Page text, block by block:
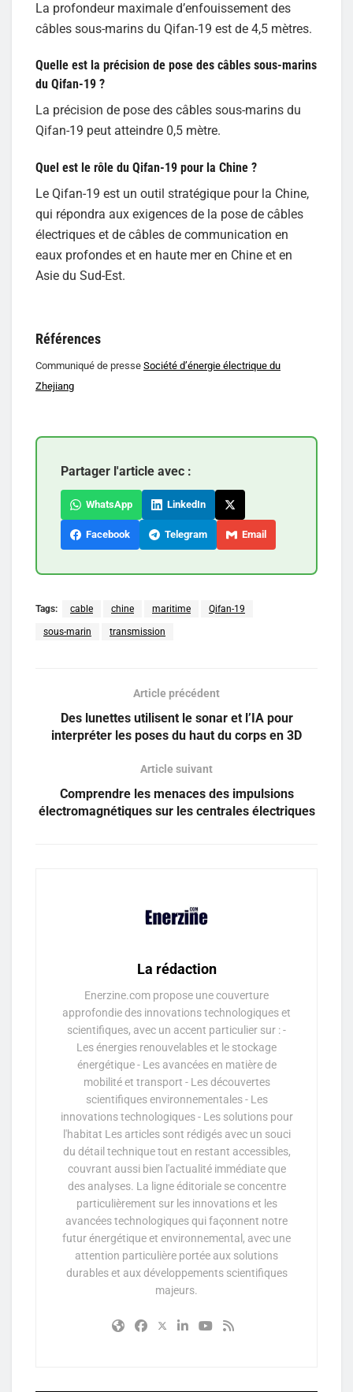
La profondeur maximale d’enfouissement des
câbles sous-marins du Qifan-19 est de 4,5 mètres.
Quelle est la précision de pose des câbles sous-marins
du Qifan-19 ?
La précision de pose des câbles sous-marins du
Qifan-19 peut atteindre 0,5 mètre.
Quel est le rôle du Qifan-19 pour la Chine ?
Le Qifan-19 est un outil stratégique pour la Chine,
qui répondra aux exigences de la pose de câbles
électriques et de câbles de communication en
eaux profondes et en haute mer en Chine et en
Asie du Sud-Est.
Références
Communiqué de presse Société d’énergie électrique du
Zhejiang
Partager l'article avec :
WhatsApp LinkedIn
Facebook Telegram Email
Tags: cable chine maritime Qifan-19
sous-marin transmission
Article précédent
Des lunettes utilisent le sonar et l’IA pour
interpréter les poses du haut du corps en 3D
Article suivant
Comprendre les menaces des impulsions
électromagnétiques sur les centrales électriques
La rédaction
Enerzine.com propose une couverture
approfondie des innovations technologiques et
scientifiques, avec un accent particulier sur : -
Les énergies renouvelables et le stockage
énergétique - Les avancées en matière de
mobilité et transport - Les découvertes
scientifiques environnementales - Les
innovations technologiques - Les solutions pour
l'habitat Les articles sont rédigés avec un souci
du détail technique tout en restant accessibles,
couvrant aussi bien l'actualité immédiate que
des analyses. La ligne éditoriale se concentre
particulièrement sur les innovations et les
avancées technologiques qui façonnent notre
futur énergétique et environnemental, avec une
attention particulière portée aux solutions
durables et aux développements scientifiques
majeurs.